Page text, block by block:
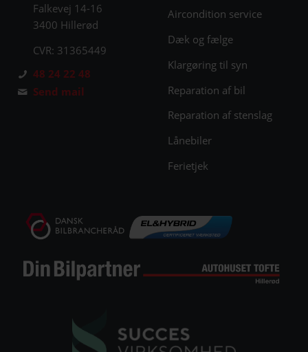
Falkevej 14-16
3400 Hillerød
CVR: 31365449
48 24 22 48
Send mail
Aircondition service
Dæk og fælge
Klargøring til syn
Reparation af bil
Reparation af stenslag
Lånebiler
Ferietjek